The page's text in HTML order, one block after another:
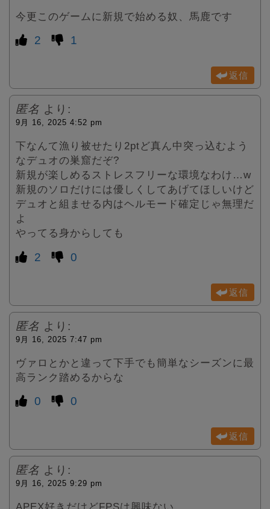
今更このゲームに新規で始める奴、馬鹿です
2 1
返信
匿名 より:
9月 16, 2025 4:52 pm
下なんて漁り被せたり2ptど真ん中突っ込むよう
なデュオの巣窟だぞ?
新規が楽しめるストレスフリーな環境なわけ…w
新規のソロだけには優しくしてあげてほしいけど
デュオと組ませる内はヘルモード確定じゃ無理だ
よ
やってる身からしても
2 0
返信
匿名 より:
9月 16, 2025 7:47 pm
ヴァロとかと違って下手でも簡単なシーズンに最
高ランク踏めるからな
0 0
返信
匿名 より:
9月 16, 2025 9:29 pm